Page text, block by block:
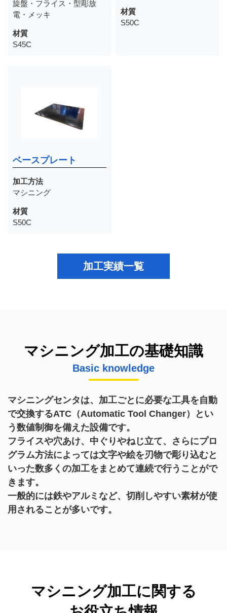
旋盤・フライス・型彫放
電・メッキ
材質
S45C
材質
S50C
ベースプレート
加工方法
マシニング
材質
S50C
加工実績一覧
マシニング加工の基礎知識
Basic knowledge
マシニングセンタは、加工ごとに必要な工具を自動
で交換するATC（Automatic Tool Changer）とい
う数値制御を備えた設備です。
フライスや穴あけ、中ぐりやねじ立て、さらにプロ
グラム方法によっては文字や絵を刃物で彫り込むと
いった数多くの加工をまとめて連続で行うことがで
きます。
一般的には鉄やアルミなど、切削しやすい素材が使
用されることが多いです。
マシニング加工に関する